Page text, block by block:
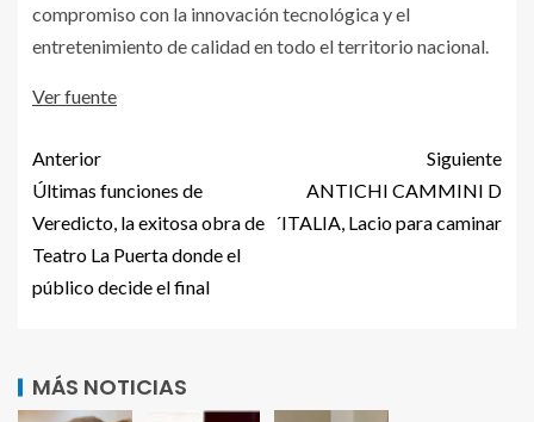
compromiso con la innovación tecnológica y el
entretenimiento de calidad en todo el territorio nacional.
Ver fuente
Anterior
Últimas funciones de
Veredicto, la exitosa obra de
Teatro La Puerta donde el
público decide el final
Siguiente
ANTICHI CAMMINI D
´ITALIA, Lacio para caminar
MÁS NOTICIAS